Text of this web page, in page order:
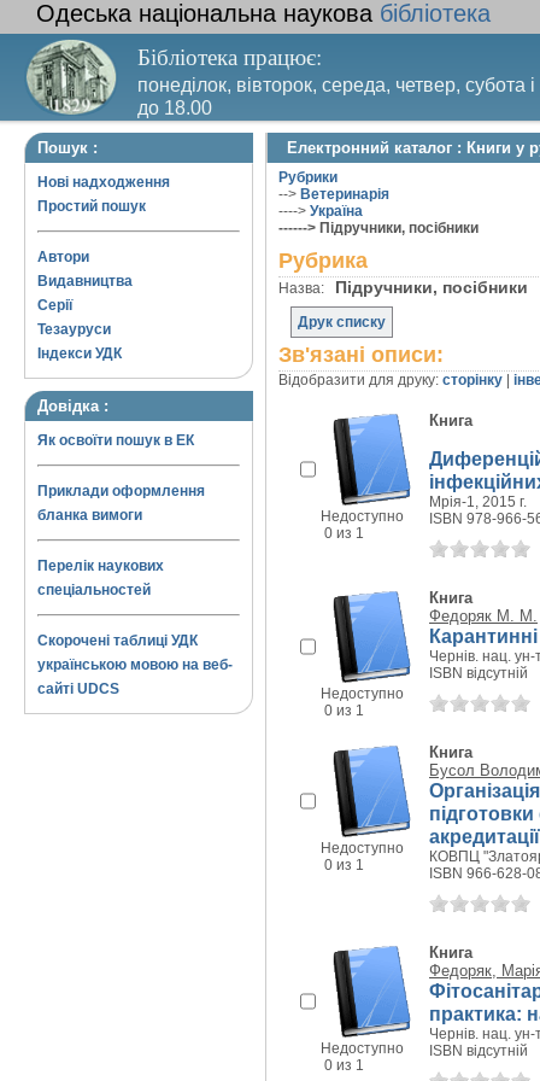
Одеська національна наукова бібліотека
Бібліотека працює:
понеділок, вівторок, середа, четвер, субота
до 18.00
Вихідний день – п’ятниця. Останній четвер
Пошук :
Нові надходження
Простий пошук
Автори
Видавництва
Серії
Тезауруси
Індекси УДК
Довідка :
Як освоїти пошук в ЕК
Приклади оформлення
бланка вимоги
Перелік наукових
спеціальностей
Скорочені таблиці УДК
українською мовою на веб-
сайті UDCS
Електронний каталог : Книги у
Рубрики
--> Ветеринарія
----> Україна
------> Підручники, посібники
Рубрика
Назва: Підручники, посібники
Друк списку
Зв'язані описи:
Відобразити для друку: сторінку
Недоступно
0 из 1
Книга
Мрія-1, 2015 г.
ISBN 978-966-
Недоступно
0 из 1
Книга
Федоряк М. М.
Чернів. нац. ун-
ISBN відсутній
Недоступно
0 из 1
Книга
Бусол
КОВПЦ
ISBN 966-628-
Недоступно
0 из 1
Книга
Федоряк,
практика:
Чернів. нац.
ISBN відсутній